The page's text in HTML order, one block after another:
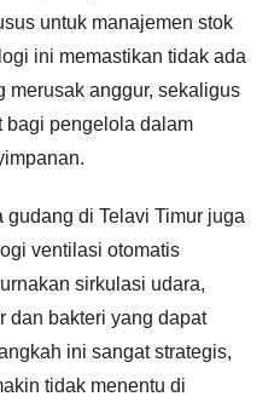
untuk manajemen stok
ini memastikan tidak ada
merusak anggur, sekaligus
bagi pengelola dalam
di Telavi Timur juga
ventilasi otomatis
sirkulasi udara,
dan bakteri yang dapat
ini sangat strategis,
tidak menentu di